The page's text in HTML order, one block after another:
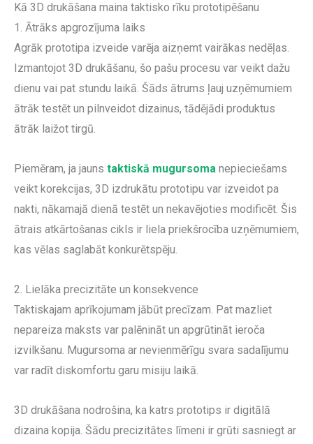
Kā 3D drukāšana maina taktisko rīku prototipēšanu
1. Ātrāks apgrozījuma laiks
Agrāk prototipa izveide varēja aizņemt vairākas nedēļas.
Izmantojot 3D drukāšanu, šo pašu procesu var veikt dažu
dienu vai pat stundu laikā. Šāds ātrums ļauj uzņēmumiem
ātrāk testēt un pilnveidot dizainus, tādējādi produktus
ātrāk laižot tirgū.
Piemēram, ja jauns taktiskā mugursoma nepieciešams
veikt korekcijas, 3D izdrukātu prototipu var izveidot pa
nakti, nākamajā dienā testēt un nekavējoties modificēt. Šis
ātrais atkārtošanas cikls ir liela priekšrocība uzņēmumiem,
kas vēlas saglabāt konkurētspēju.
2. Lielāka precizitāte un konsekvence
Taktiskajam aprīkojumam jābūt precīzam. Pat mazliet
nepareiza maksts var palēnināt un apgrūtināt ieroča
izvilkšanu. Mugursoma ar nevienmērīgu svara sadalījumu
var radīt diskomfortu garu misiju laikā.
3D drukāšana nodrošina, ka katrs prototips ir digitālā
dizaina kopija. Šādu precizitātes līmeni ir grūti sasniegt ar